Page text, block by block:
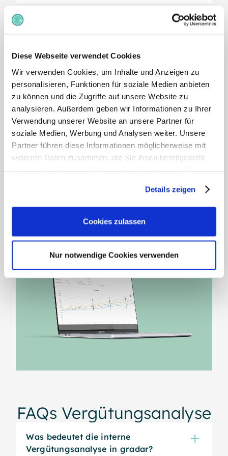
Diese Webseite verwendet Cookies
Wir verwenden Cookies, um Inhalte und Anzeigen zu
personalisieren, Funktionen für soziale Medien anbieten
zu können und die Zugriffe auf unsere Website zu
analysieren. Außerdem geben wir Informationen zu Ihrer
Verwendung unserer Website an unsere Partner für
soziale Medien, Werbung und Analysen weiter. Unsere
Partner führen diese Informationen möglicherweise mit
weiteren Daten zusammen, die Sie ihnen bereitgestellt
Weitere Informationen:Impressum,Datenschutz
Details zeigen
Cookies zulassen
Nur notwendige Cookies verwenden
strukturelle
Problemeerkennen
Durch die Analyse von Verteilungen,
Durchschnittswerten, Medianwerten und
Perzentilen über verschiedene Ebenen und
Gruppen hinweg macht gradar ungewöhnliche
Vergütungsmuster sichtbar, etwa Kompression,
Erkenntnisse bilden einen klaren Ausgangspunkt,
um Vergütungsentscheidungen zu prüfen und
Vergütungsstrukturen zu verbessern.
FAQs Vergütungsanalyse
Was bedeutet die interne
Vergütungsanalyse in gradar?